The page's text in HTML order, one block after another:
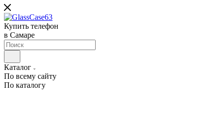
Купить телефон
в Самаре
Каталог
По всему сайту
По каталогу